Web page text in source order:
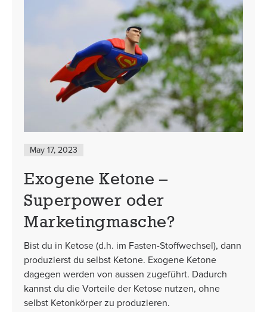
May 17, 2023
Exogene Ketone –
Superpower oder
Marketingmasche?
Bist du in Ketose (d.h. im Fasten-Stoffwechsel), dann
produzierst du selbst Ketone. Exogene Ketone
dagegen werden von aussen zugeführt. Dadurch
kannst du die Vorteile der Ketose nutzen, ohne
selbst Ketonkörper zu produzieren.